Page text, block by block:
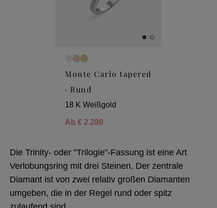
Monte Carlo tapered
· Rund
18 K Weißgold
Ab € 2.280
Die Trinity- oder "Trilogie"-Fassung ist eine Art
Verlobungsring mit drei Steinen. Der zentrale
Diamant ist von zwei relativ großen Diamanten
umgeben, die in der Regel rund oder spitz